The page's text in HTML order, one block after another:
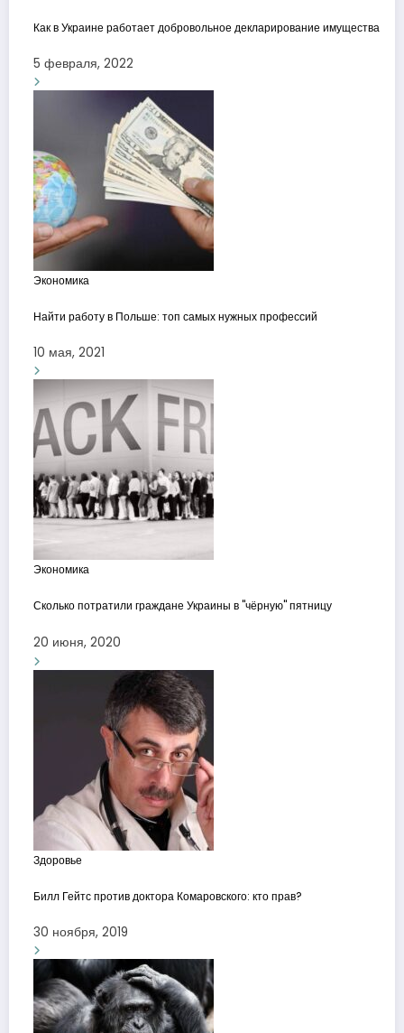
Как в Украине работает добровольное декларирование имущества
5 февраля, 2022
Экономика
Найти работу в Польше: топ самых нужных профессий
10 мая, 2021
Экономика
Сколько потратили граждане Украины в "чёрную" пятницу
20 июня, 2020
Здоровье
Билл Гейтс против доктора Комаровского: кто прав?
30 ноября, 2019